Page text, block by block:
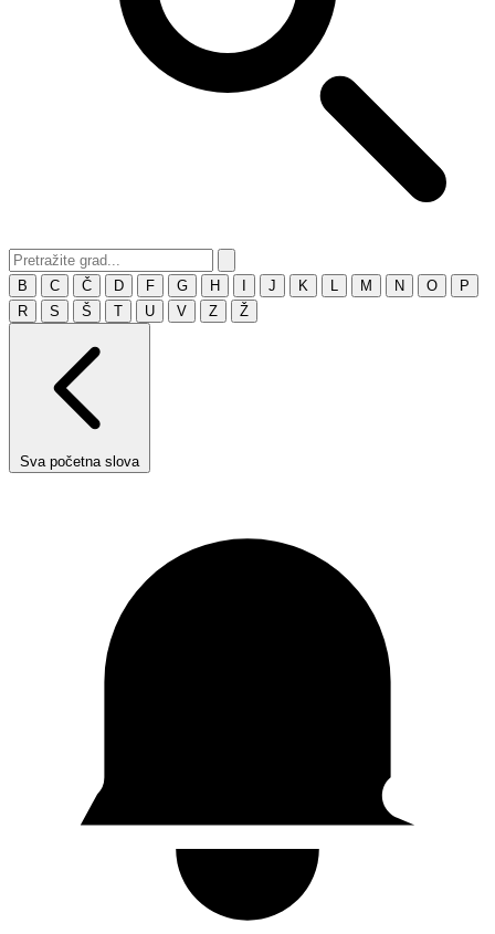
B C Č D F G H J K M N O
P
R
S Š T U V Z Ž
Sva početna slova